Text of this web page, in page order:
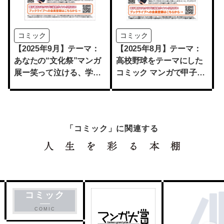
コミック
【2025年9月】テーマ：
あなたの“文化祭”マンガ
展ー笑って泣ける、学園
コミック
【2025年8月】テーマ：
高校野球をテーマにした
コミック マンガで甲子
「コミック」に関連する
コミック
COMIC